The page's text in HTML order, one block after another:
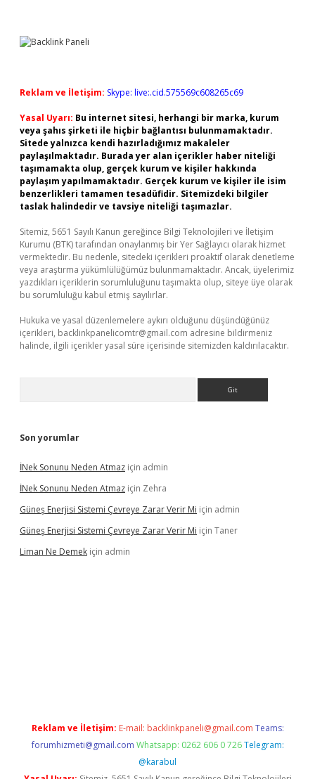
Reklam ve İletişim: Skype: live:.cid.575569c608265c69
Yasal Uyarı: Bu internet sitesi, herhangi bir marka, kurum
veya şahıs şirketi ile hiçbir bağlantısı bulunmamaktadır.
Sitede yalnızca kendi hazırladığımız makaleler
paylaşılmaktadır. Burada yer alan içerikler haber niteliği
taşımamakta olup, gerçek kurum ve kişiler hakkında
paylaşım yapılmamaktadır. Gerçek kurum ve kişiler ile isim
benzerlikleri tamamen tesadüfidir. Sitemizdeki bilgiler
taslak halindedir ve tavsiye niteliği taşımazlar.
Sitemiz, 5651 Sayılı Kanun gereğince Bilgi Teknolojileri ve İletişim
Kurumu (BTK) tarafından onaylanmış bir Yer Sağlayıcı olarak hizmet
vermektedir. Bu nedenle, sitedeki içerikleri proaktif olarak denetleme
veya araştırma yükümlülüğümüz bulunmamaktadır. Ancak, üyelerimiz
yazdıkları içeriklerin sorumluluğunu taşımakta olup, siteye üye olarak
bu sorumluluğu kabul etmiş sayılırlar.
Hukuka ve yasal düzenlemelere aykırı olduğunu düşündüğünüz
içerikleri, backlinkpanelicomtr@gmail.com adresine bildirmeniz
halinde, ilgili içerikler yasal süre içerisinde sitemizden kaldırılacaktır.
Son yorumlar
İNek Sonunu Neden Atmaz için admin
İNek Sonunu Neden Atmaz için Zehra
Güneş Enerjisi Sistemi Çevreye Zarar Verir Mi için admin
Güneş Enerjisi Sistemi Çevreye Zarar Verir Mi için Taner
Liman Ne Demek için admin
Reklam ve İletişim: E-mail: backlinkpaneli@gmail.com Teams:
forumhizmeti@gmail.com Whatsapp: 0262 606 0 726 Telegram:
@karabul